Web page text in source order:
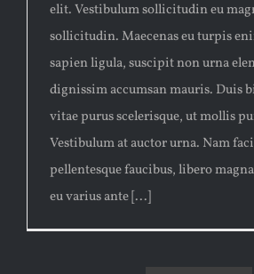
elit. Vestibulum sollicitudin eu
sollicitudin. Maecenas eu turpis
sapien ligula, suscipit non urna
dignissim accumsan mauris. Duis
vitae purus scelerisque, ut mollis
Vestibulum at auctor urna. Nam
pellentesque faucibus, libero
eu varius ante [...]